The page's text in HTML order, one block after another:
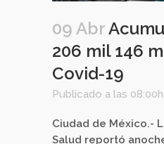
09 Abr
206 mil 146
Covid-19
Publicado a las 08:00h
Ciudad de México.-
Salud reportó